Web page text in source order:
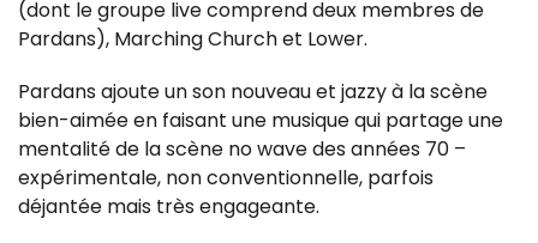
(dont le groupe live comprend deux membres de
Pardans), Marching Church et Lower.
Pardans ajoute un son nouveau et jazzy à la scène
bien-aimée en faisant une musique qui partage une
mentalité de la scène no wave des années 70 –
expérimentale, non conventionnelle, parfois
déjantée mais très engageante.